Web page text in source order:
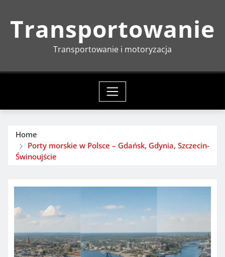
Transportowanie
Transportowanie i motoryzacja
Home
Porty morskie w Polsce – Gdańsk, Gdynia, Szczecin-
Świnoujście